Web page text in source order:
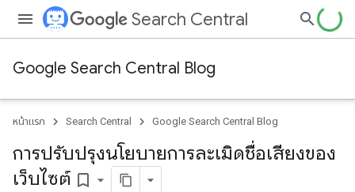
Search Central
Google Search Central Blog
หน้าแรก Search Central Google Search Central Blog
การปรับปรุงนโยบายการละเมิดชื่อเสียงของ
เว็บไซต์ bookmark_border